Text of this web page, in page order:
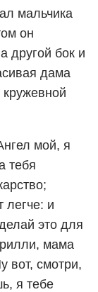
мальчика
он
другой бок и
дама
мой, я
тебя
легче: и
это для
мама
вот, смотри,
я тебе